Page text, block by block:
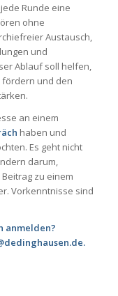
Runde eine
ohne
Austausch,
und
Ablauf soll helfen,
und den
an einem
haben und
Es geht nicht
darum,
Beitrag zu einem
Vorkenntnisse sind
anmelden?